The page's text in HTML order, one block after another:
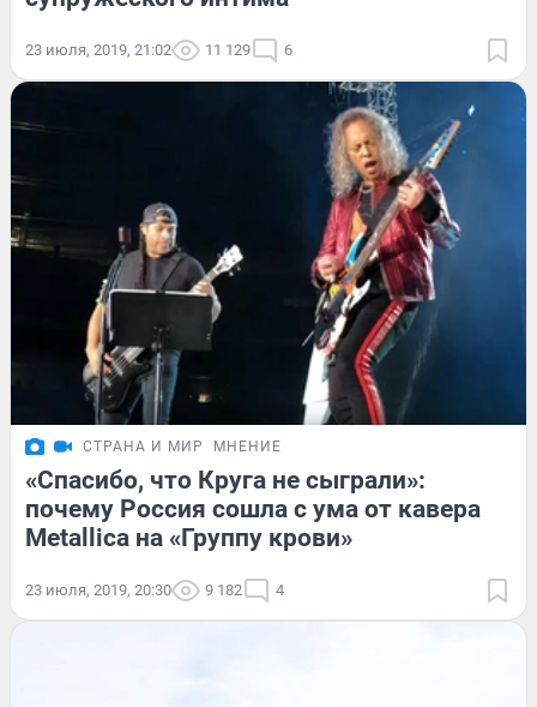
23 июля, 2019, 21:02 11 129 6
СТРАНА И МИР МНЕНИЕ
«Спасибо, что Круга не сыграли»:
почему Россия сошла с ума от кавера
Metallica на «Группу крови»
23 июля, 2019, 20:30 9 182 4